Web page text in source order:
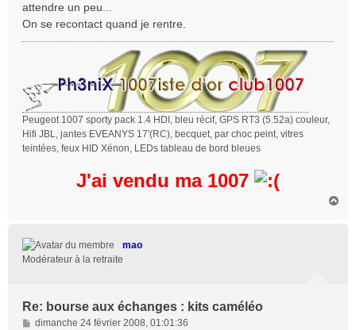
attendre un peu...
On se recontact quand je rentre.
Peugeot 1007 sporty pack 1.4 HDI, bleu récif, GPS RT3 (5.52a) couleur,
Hifi JBL, jantes EVEANYS 17'(RC), becquet, par choc peint, vitres
teintées, feux HID Xénon, LEDs tableau de bord bleues
J'ai vendu ma 1007
mao
Modérateur à la retraite
Re: bourse aux échanges : kits caméléo
M
dimanche 24 février 2008, 01:01:36